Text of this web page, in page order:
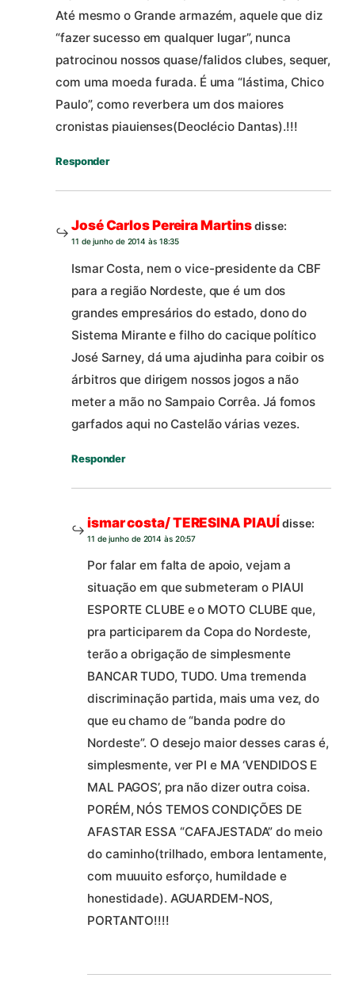
Até mesmo o Grande armazém, aquele que diz
“fazer sucesso em qualquer lugar”, nunca
patrocinou nossos quase/falidos clubes, sequer,
com uma moeda furada. É uma “lástima, Chico
Paulo”, como reverbera um dos maiores
cronistas piauienses(Deoclécio Dantas).!!!
Responder
José Carlos Pereira Martinsdisse:
11 de junho de 2014 às 18:35
Ismar Costa, nem o vice-presidente da CBF
para a região Nordeste, que é um dos
grandes empresários do estado, dono do
Sistema Mirante e filho do cacique político
José Sarney, dá uma ajudinha para coibir os
árbitros que dirigem nossos jogos a não
meter a mão no Sampaio Corrêa. Já fomos
garfados aqui no Castelão várias vezes.
Responder
ismar costa/ TERESINA PIAUÍdisse:
11 de junho de 2014 às 20:57
Por falar em falta de apoio, vejam a
situação em que submeteram o PIAUI
ESPORTE CLUBE e o MOTO CLUBE que,
pra participarem da Copa do Nordeste,
terão a obrigação de simplesmente
BANCAR TUDO, TUDO. Uma tremenda
discriminação partida, mais uma vez, do
que eu chamo de “banda podre do
Nordeste”. O desejo maior desses caras é,
simplesmente, ver PI e MA ‘VENDIDOS E
MAL PAGOS’, pra não dizer outra coisa.
PORÉM, NÓS TEMOS CONDIÇÕES DE
AFASTAR ESSA “CAFAJESTADA” do meio
do caminho(trilhado, embora lentamente,
com muuuito esforço, humildade e
honestidade). AGUARDEM-NOS,
PORTANTO!!!!